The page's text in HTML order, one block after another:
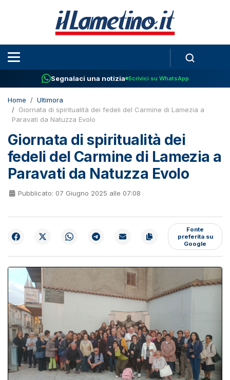
Segnalaci una notizia Scrivici su WhatsApp
Home
Ultimora
Giornata di spiritualità dei fedeli del Carmine di Lamezia a
Paravati da Natuzza Evolo
Giornata di spiritualità dei
fedeli del Carmine di Lamezia a
Paravati da Natuzza Evolo
Pubblicato: 07 Giugno 2025 alle 07:08
Fonte
preferita su
Google